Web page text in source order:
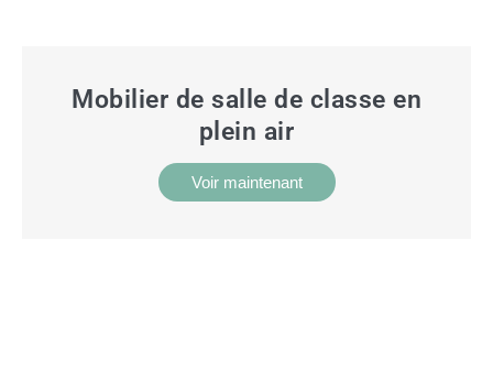
Mobilier de salle de classe en
plein air
Voir maintenant